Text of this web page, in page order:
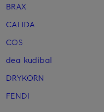
BRAX
CALIDA
COS
dea kudibal
DRYKORN
FENDI